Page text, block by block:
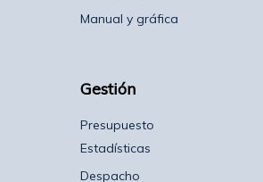
Manual y gráfica
Gestión
Presupuesto
Estadísticas
Despacho